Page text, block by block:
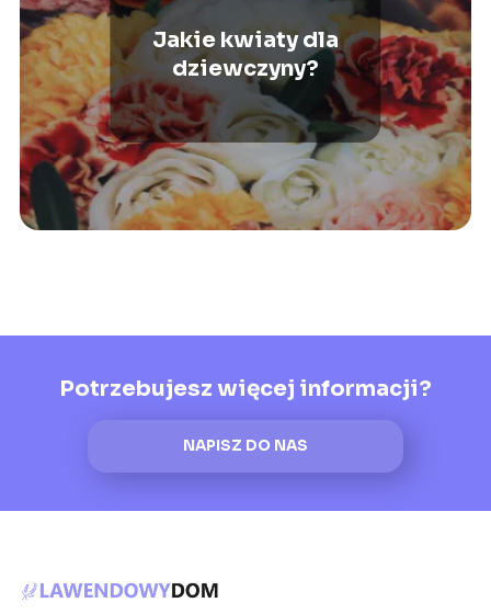
Jakie kwiaty dla
dziewczyny?
Potrzebujesz więcej informacji?
NAPISZ DO NAS